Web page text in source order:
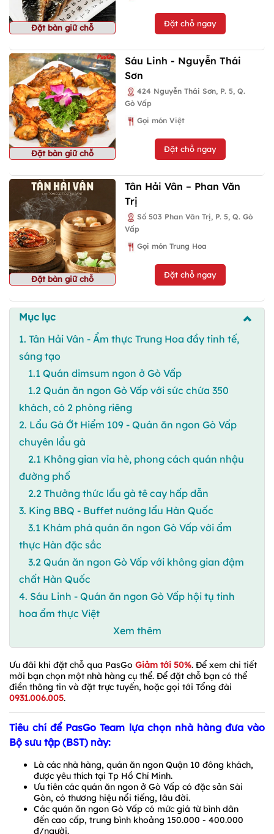
Đặt bàn giữ chỗ Đặt chỗ ngay
Đặt bàn giữ chỗ
Sáu Linh - Nguyễn Thái
Sơn
424 Nguyễn Thái Sơn, P. 5, Q.
Gò Vấp
Gọi món Việt
Đặt chỗ ngay
Đặt bàn giữ chỗ
Tân Hải Vân – Phan Văn
Trị
Số 503 Phan Văn Trị, P. 5, Q. Gò
Vấp
Gọi món Trung Hoa
Đặt chỗ ngay
Mục lục
1. Tân Hải Vân - Ẩm thực Trung Hoa đầy tinh tế,
sáng tạo
1.1 Quán dimsum ngon ở Gò Vấp
1.2 Quán ăn ngon Gò Vấp với sức chứa 350
khách, có 2 phòng riêng
2. Lẩu Gà Ớt Hiểm 109 - Quán ăn ngon Gò Vấp
chuyên lẩu gà
2.1 Không gian vỉa hè, phong cách quán nhậu
đường phố
2.2 Thưởng thức lẩu gà tê cay hấp dẫn
3. King BBQ - Buffet nướng lẩu Hàn Quốc
3.1 Khám phá quán ăn ngon Gò Vấp với ẩm
thực Hàn đặc sắc
3.2 Quán ăn ngon Gò Vấp với không gian đậm
chất Hàn Quốc
4. Sáu Linh - Quán ăn ngon Gò Vấp hội tụ tinh
hoa ẩm thực Việt
Xem thêm
Ưu đãi khi đặt chỗ qua PasGo Giảm tới 50%. Để xem chi tiết
mời bạn chọn một nhà hàng cụ thể. Để đặt chỗ bạn có thể
điền thông tin và đặt trực tuyến, hoặc gọi tới Tổng đài
0931.006.005.
Tiêu chí để PasGo Team lựa chọn nhà hàng đưa vào
Bộ sưu tập (BST) này:
Là các nhà hàng, quán ăn ngon Quận 10 đông khách,
được yêu thích tại Tp Hồ Chí Minh.
Ưu tiên các quán ăn ngon ở Gò Vấp có đặc sản Sài
Gòn, có thương hiệu nổi tiếng, lâu đời.
Các quán ăn ngon Gò Vấp có mức giá từ bình dân
đến cao cấp, trung bình khoảng 150.000 - 400.000
đ/người.